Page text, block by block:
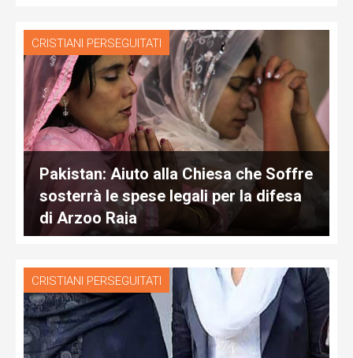
CRISTIANI PERSEGUITATI
Pakistan: Aiuto alla Chiesa che Soffre
sosterrà le spese legali per la difesa
di Arzoo Raja
CRISTIANI PERSEGUITATI